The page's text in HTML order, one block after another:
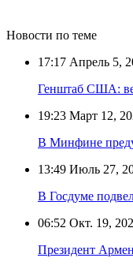
Новости по теме
17:17 Апрель 5,
Генштаб США:
19:23 Март 12,
В Минфине
13:49 Июль 27,
В Госдуме
06:52 Окт. 19,
Президент